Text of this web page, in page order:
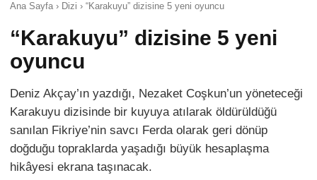
Ana Sayfa › Dizi › “Karakuyu” dizisine 5 yeni oyuncu
“Karakuyu” dizisine 5 yeni
oyuncu
Deniz Akçay’ın yazdığı, Nezaket Coşkun’un yöneteceği
Karakuyu dizisinde bir kuyuya atılarak öldürüldüğü
sanılan Fikriye’nin savcı Ferda olarak geri dönüp
doğduğu topraklarda yaşadığı büyük hesaplaşma
hikâyesi ekrana taşınacak.